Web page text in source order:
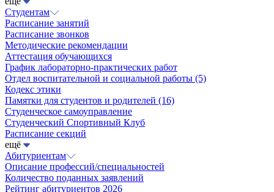
Студентам
Расписание занятий
Расписание звонков
Методические рекомендации
Аттестация обучающихся
График лабораторно-практических работ
Отдел воспитательной и социальной работы (5)
Кодекс этики
Памятки для студентов и родителей (16)
Студенческое самоуправление
Студенческий Спортивный Клуб
Расписание секций
ещё
Абитуриентам
Описание профессий/специальностей
Количество поданных заявлений
Рейтинг абитуриентов 2026